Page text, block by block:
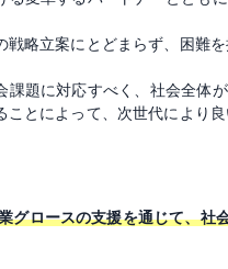
戦略立案にとどまらず、困難
課題に対応すべく、社会全体
ことによって、次世代により
グロースの支援を通じて、社